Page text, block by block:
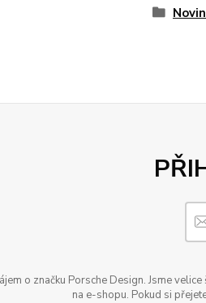
o značku Porsche Design. Jsme
na e-shopu. Pokud si